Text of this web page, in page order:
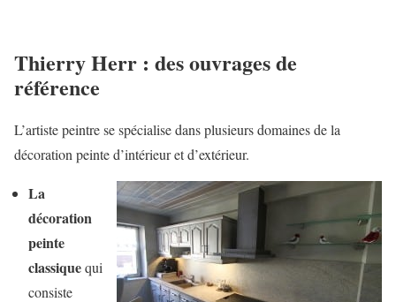
Thierry Herr : des ouvrages de
référence
L’artiste peintre se spécialise dans plusieurs domaines de la
décoration peinte d’intérieur et d’extérieur.
La
décoration
peinte
classiquequi
consiste